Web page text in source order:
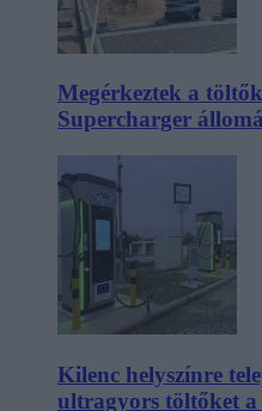
Megérkeztek a
Supercharger
Kilenc helyszínre
ultragyors töltőket